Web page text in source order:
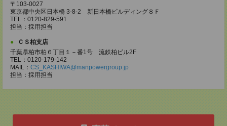
〒103-0027
東京都中央区日本橋 3-8-2 新日本橋ビルディング８Ｆ
TEL：0120-829-591
担当：採用担当
ＣＳ柏支店
千葉県柏市柏６丁目１－番1号 流鉄柏ビル2F
TEL：0120-179-142
MAIL： CS_KASHIWA@manpowergroup.jp
担当：採用担当